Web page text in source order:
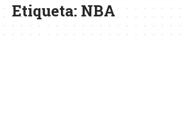
Etiqueta: NBA